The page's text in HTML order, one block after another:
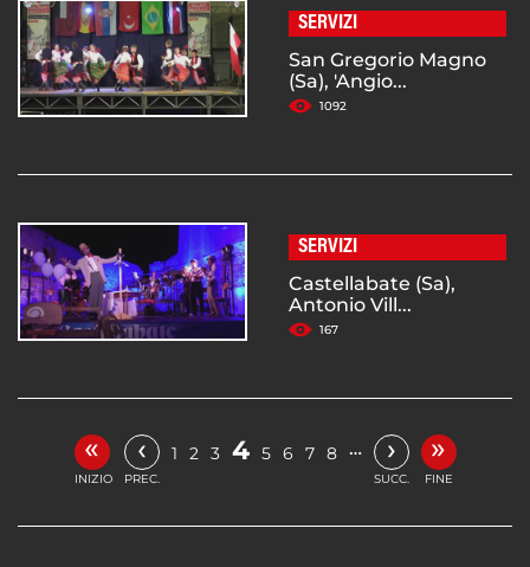
SERVIZI
San Gregorio Magno
(Sa), 'Angio...
1092
SERVIZI
Castellabate (Sa),
Antonio Vill...
167
«
INIZIO
‹
PREC.
1 2 3 4 5 6 7 8 … ›
SUCC.
»
FINE